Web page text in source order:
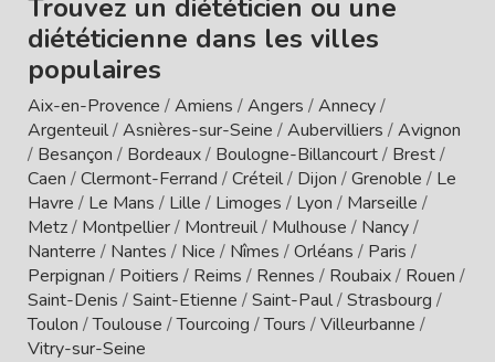
Trouvez un diététicien ou une
diététicienne dans les villes
populaires
Aix-en-Provence /Amiens /Angers /Annecy/
Argenteuil/Asnières-sur-Seine /Aubervilliers /Avignon
/ Besançon / Bordeaux/ Boulogne-Billancourt/ Brest/
Caen /Clermont-Ferrand /Créteil/ Dijon /Grenoble / Le
Havre / Le Mans / Lille / Limoges / Lyon / Marseille /
Metz/ Montpellier/ Montreuil/ Mulhouse / Nancy/
Nanterre / Nantes / Nice / Nîmes /Orléans / Paris /
Perpignan / Poitiers / Reims / Rennes / Roubaix/ Rouen /
Saint-Denis /Saint-Etienne /Saint-Paul/Strasbourg /
Toulon /Toulouse /Tourcoing /Tours /Villeurbanne /
Vitry-sur-Seine